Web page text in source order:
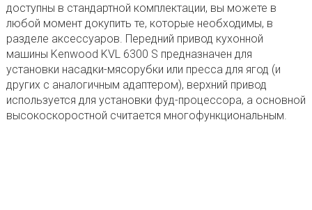
доступны в стандартной комплектации, вы можете в
любой момент докупить те, которые необходимы, в
разделе аксессуаров. Передний привод кухонной
машины Kenwood KVL 6300 S предназначен для
установки насадки-мясорубки или пресса для ягод (и
других с аналогичным адаптером), верхний привод
используется для установки фуд-процессора, а основной
высокоскоростной считается многофункциональным.